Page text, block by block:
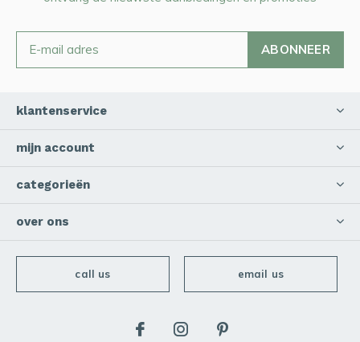
ABONNEER
klantenservice
mijn account
categorieën
over ons
call us email us